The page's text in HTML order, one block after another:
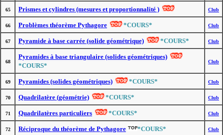
65 Prismes et cylindres (mesures et proportionnalité ) Club
66 Problèmes théorème Pythagore *COURS* Club
67 Pyramide à base carrée (solide géométrique) *COURS* Club
68
Pyramides à base triangulaire (solides géométriques)
*COURS*
Club
69 Pyramides (solides géométriques) *COURS* Club
70 Quadrilatère (géométrie) *COURS* Club
71 Quadrilatères particuliers *COURS* Club
72 Réciproque du théorème de Pythagore *COURS* Club